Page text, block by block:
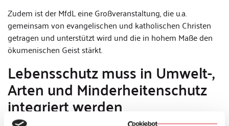
Zudem ist der MfdL eine Großveranstaltung, die u.a.
gemeinsam von evangelischen und katholischen Christen
getragen und unterstützt wird und die in hohem Maße den
ökumenischen Geist stärkt.
Lebensschutz muss in Umwelt-,
Arten und Minderheitenschutz
integriert werden